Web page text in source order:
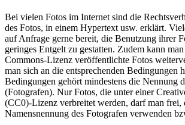
Bei vielen Fotos im Internet sind die
des Fotos, in einem Hypertext usw. erklärt.
auf Anfrage gerne bereit, die Benutzung ihrer
geringes Entgelt zu gestatten. Zudem kann
Commons-Lizenz veröffentlichte Fotos
man sich an die entsprechenden Bedingungen
Bedingungen gehört mindestens die Nennung
(Fotografen). Nur Fotos, die unter einer
(CC0)-Lizenz verbreitet werden, darf man frei,
Namensnennung des Fotografen verwenden